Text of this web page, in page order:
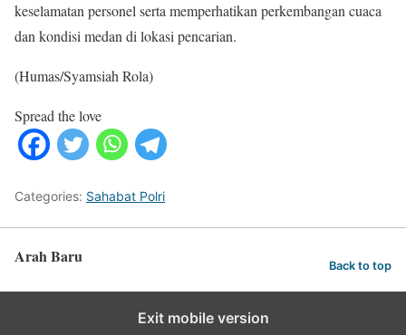
keselamatan personel serta memperhatikan perkembangan cuaca
dan kondisi medan di lokasi pencarian.
(Humas/Syamsiah Rola)
Spread the love
Categories: Sahabat Polri
Arah Baru Back to top
Exit mobile version